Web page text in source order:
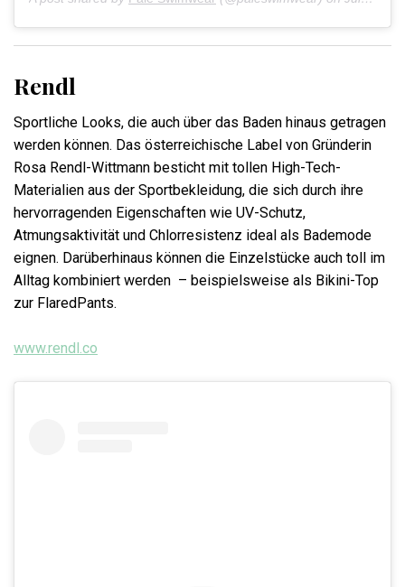
Rendl
Sportliche Looks, die auch über das Baden hinaus getragen
werden können. Das österreichische Label von Gründerin
Rosa Rendl-Wittmann besticht mit tollen High-Tech-
Materialien aus der Sportbekleidung, die sich durch ihre
hervorragenden Eigenschaften wie UV-Schutz,
Atmungsaktivität und Chlorresistenz ideal als Bademode
eignen. Darüberhinaus können die Einzelstücke auch toll im
Alltag kombiniert werden – beispielsweise als Bikini-Top
zur FlaredPants.
www.rendl.co